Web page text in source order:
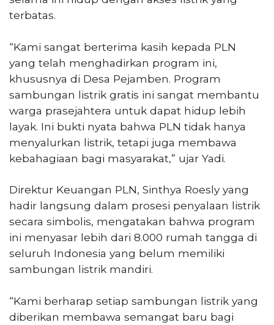
terbatas.
“Kami sangat berterima kasih kepada PLN
yang telah menghadirkan program ini,
khususnya di Desa Pejamben. Program
sambungan listrik gratis ini sangat membantu
warga prasejahtera untuk dapat hidup lebih
layak. Ini bukti nyata bahwa PLN tidak hanya
menyalurkan listrik, tetapi juga membawa
kebahagiaan bagi masyarakat,” ujar Yadi.
Direktur Keuangan PLN, Sinthya Roesly yang
hadir langsung dalam prosesi penyalaan listrik
secara simbolis, mengatakan bahwa program
ini menyasar lebih dari 8.000 rumah tangga di
seluruh Indonesia yang belum memiliki
sambungan listrik mandiri.
“Kami berharap setiap sambungan listrik yang
diberikan membawa semangat baru bagi